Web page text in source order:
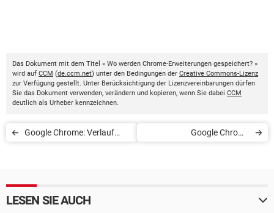
Das Dokument mit dem Titel « Wo werden Chrome-Erweiterungen gespeichert? »
wird auf CCM (de.ccm.net) unter den Bedingungen der Creative Commons-Lizenz
zur Verfügung gestellt. Unter Berücksichtigung der Lizenzvereinbarungen dürfen
Sie das Dokument verwenden, verändern und kopieren, wenn Sie dabei CCM
deutlich als Urheber kennzeichnen.
Google Chrome: Verlauf
Google Chrome
LESEN SIE AUCH